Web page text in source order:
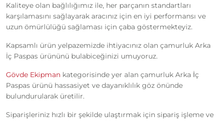
Kaliteye olan bağlılığımız ile, her parçanın standartları
karşılamasını sağlayarak aracınız için en iyi performansı ve
uzun ömürlülüğü sağlaması için çaba göstermekteyiz.
Kapsamlı ürün yelpazemizde ihtiyacınız olan çamurluk Arka
İç Paspas ürününü bulabiceğinizi umuyoruz.
Gövde Ekipman kategorisinde yer alan çamurluk Arka İç
Paspas ürünü hassasiyet ve dayanıklılık göz önünde
bulundurularak üretilir.
Siparişleriniz hızlı bir şekilde ulaştırmak için sipariş işleme ve